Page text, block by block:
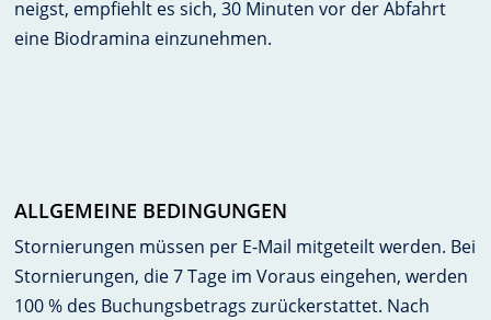
neigst, empfiehlt es sich, 30 Minuten vor der Abfahrt
eine Biodramina einzunehmen.
ALLGEMEINE BEDINGUNGEN
Stornierungen müssen per E-Mail mitgeteilt werden. Bei
Stornierungen, die 7 Tage im Voraus eingehen, werden
100 % des Buchungsbetrags zurückerstattet. Nach